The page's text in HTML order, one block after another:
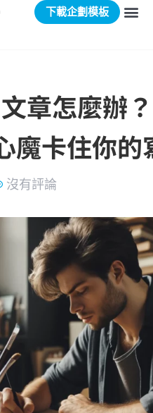
下載企劃模板
章怎麼辦
魔卡住你的
沒有評論